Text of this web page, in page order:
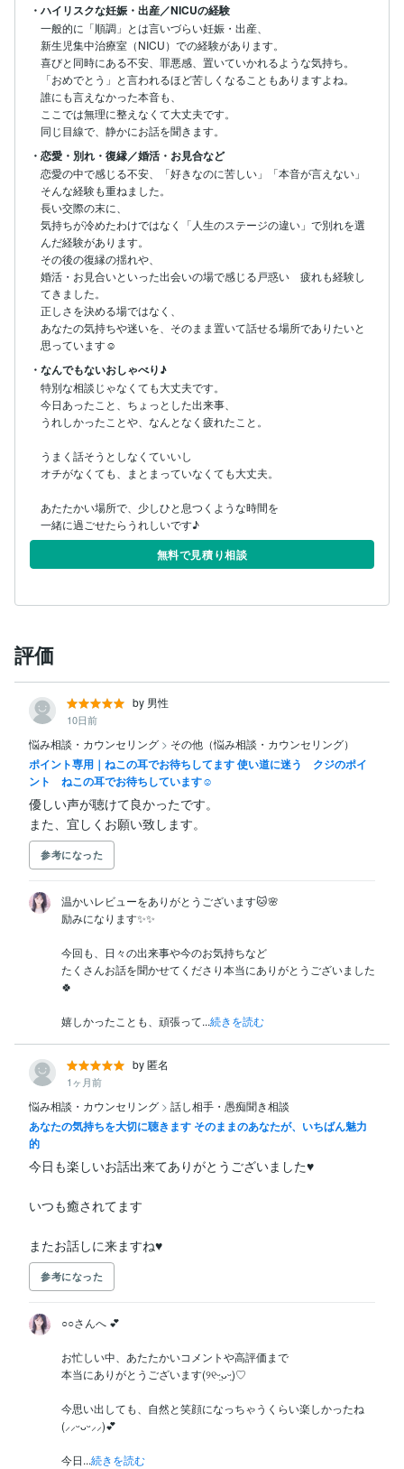
・ハイリスクな妊娠・出産／NICUの経験
一般的に「順調」とは言いづらい妊娠・出産、
新生児集中治療室（NICU）での経験があります。
喜びと同時にある不安、罪悪感、置いていかれるような気持ち。
「おめでとう」と言われるほど苦しくなることもありますよね。
誰にも言えなかった本音も、
ここでは無理に整えなくて大丈夫です。
・恋愛・別れ・復縁／婚活・お見合など
恋愛の中で感じる不安、「好きなのに苦しい」「本音が言えない」
そんな経験も重ねました。
長い交際の末に、
気持ちが冷めたわけではなく「人生のステージの違い」で別れを選
んだ経験があります。
その後の復縁の揺れや、
婚活・お見合いといった出会いの場で感じる戸惑い　疲れも経験し
てきました。
正しさを決める場ではなく、
あなたの気持ちや迷いを、そのまま置いて話せる場所でありたいと
思っています☺︎
・なんでもないおしゃべり♪
特別な相談じゃなくても大丈夫です。
今日あったこと、ちょっとした出来事、
うれしかったことや、なんとなく疲れたこと。
うまく話そうとしなくていいし
オチがなくても、まとまっていなくても大丈夫。
あたたかい場所で、少しひと息つくような時間を
無料で見積り相談
評価
by 男性
10日前
悩み相談・カウンセリング > その他（悩み相談・カウンセリング）
ポイント専用｜ねこの耳でお待ちしてます 使い道に迷う クジのポイ
ント ねこの耳でお待ちしています☺︎
優しい声が聴けて良かったです。
また、宜しくお願い致します。
参考になった
温かいレビューをありがとうございます🐱🌸
励みになります✨✨
今回も、日々の出来事や今のお気持ちなど
たくさんお話を聞かせてくださり本当にありがとうございました
🍀
嬉しかったことも、頑張って...続きを読む
by 匿名
1ヶ月前
悩み相談・カウンセリング > 話し相手・愚痴聞き相談
あなたの気持ちを大切に聴きます そのままのあなたが、いちばん魅力
的
今日も楽しいお話出来てありがとうございました♥️
いつも癒されてます
またお話しに来ますね♥️
参考になった
○○さんへ 💕
お忙しい中、あたたかいコメントや高評価まで
本当にありがとうございます(୨୧ᵕ̤ᴗᵕ̤)♡
今思い出しても、自然と笑顔になっちゃうくらい楽しかったね
(⸝⸝ᵕᴗᵕ⸝⸝)💕
今日...続きを読む